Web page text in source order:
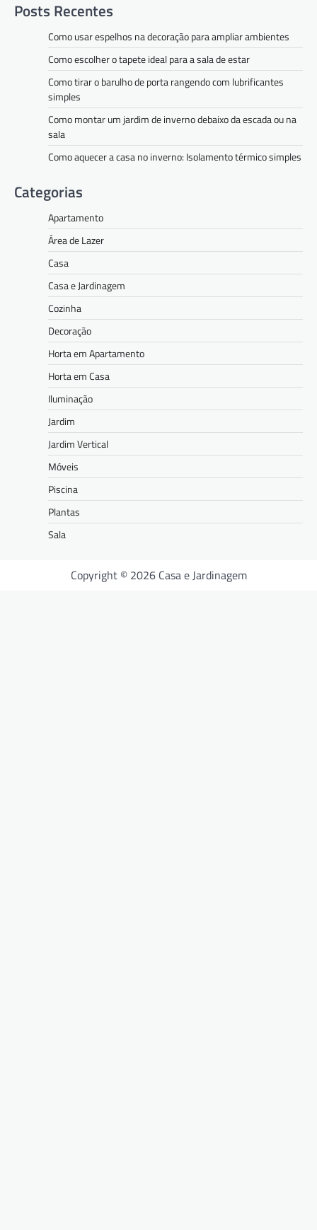
Posts Recentes
Como usar espelhos na decoração para ampliar ambientes
Como escolher o tapete ideal para a sala de estar
Como tirar o barulho de porta rangendo com lubrificantes
simples
Como montar um jardim de inverno debaixo da escada ou na
sala
Como aquecer a casa no inverno: Isolamento térmico simples
Categorias
Apartamento
Área de Lazer
Casa
Casa e Jardinagem
Cozinha
Decoração
Horta em Apartamento
Horta em Casa
Iluminação
Jardim
Jardim Vertical
Móveis
Piscina
Plantas
Sala
Copyright © 2026 Casa e Jardinagem